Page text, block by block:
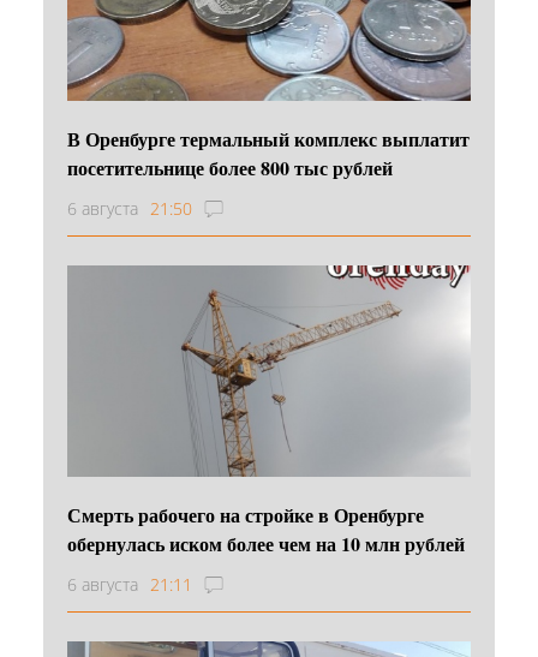
В Оренбурге термальный комплекс выплатит
посетительнице более 800 тыс рублей
6 августа 21:50
Смерть рабочего на стройке в Оренбурге
обернулась иском более чем на 10 млн рублей
6 августа 21:11